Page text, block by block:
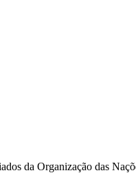
da Organização das